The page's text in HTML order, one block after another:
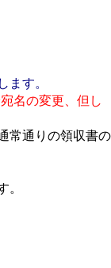
ます。
名の変更、但し
常通りの領収書の
。